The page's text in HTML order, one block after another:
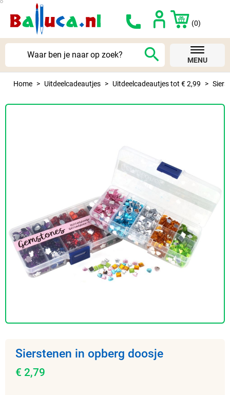
(0)
search MENU
Home Uitdeelcadeautjes Uitdeelcadeautjes tot € 2,99
Sierstenen in opberg doosje
€ 2,79